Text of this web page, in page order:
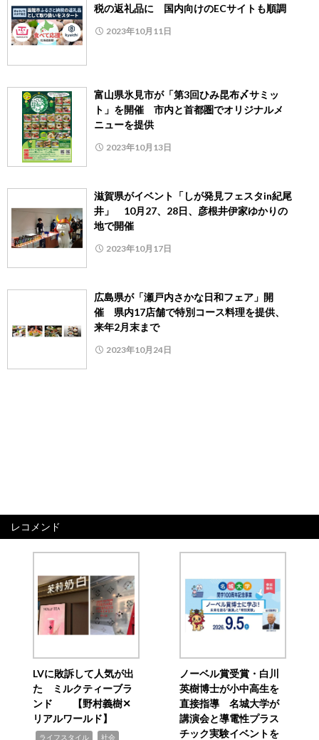
税の返礼品に 国内向けのECサイトも順調
2023年10月11日
富山県氷見市が「第3回ひみ昆布〆サミッ
ト」を開催 市内と首都圏でオリジナルメ
ニューを提供
2023年10月13日
滋賀県がイベント「しが発見フェスタin紀尾
井」 10月27、28日、彦根井伊家ゆかりの
地で開催
2023年10月17日
広島県が「瀬戸内さかな日和フェア」開
催 県内17店舗で特別コース料理を提供、
来年2月末まで
2023年10月24日
レコメンド
LVに敗訴して人気が出
た ミルクティーブラ
ンド 【野村義樹✕
リアルワールド】
ライフスタイル 社会
ノーベル賞受賞・白川
英樹博士が小中高生を
直接指導 名城大学が
講演会と導電性プラス
チック実験イベントを